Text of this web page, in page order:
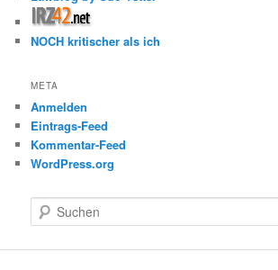
NOCH kritischer als ich
META
Anmelden
Eintrags-Feed
Kommentar-Feed
WordPress.org
u